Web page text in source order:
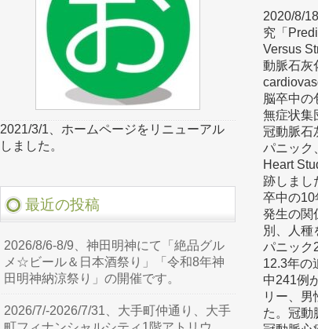
2020/8/
究「
Versus
動脈石灰
脳卒中の
無症状集
冠動脈石
パニック
Heart
跡しまし
卒中の10
発生の関
別、人種
パニック
12.3年の
中241例
リー、
た。冠動
2021/3/1、ホームページをリニューアル
しました。
最近の投稿
2026/8/6-8/9、神田明神にて「絶品グル
メ☆ビール＆日本酒祭り」「令和8年神
田明神納涼祭り」の開催です。
2026/7/-2026/7/31、大手町仲通り、大手